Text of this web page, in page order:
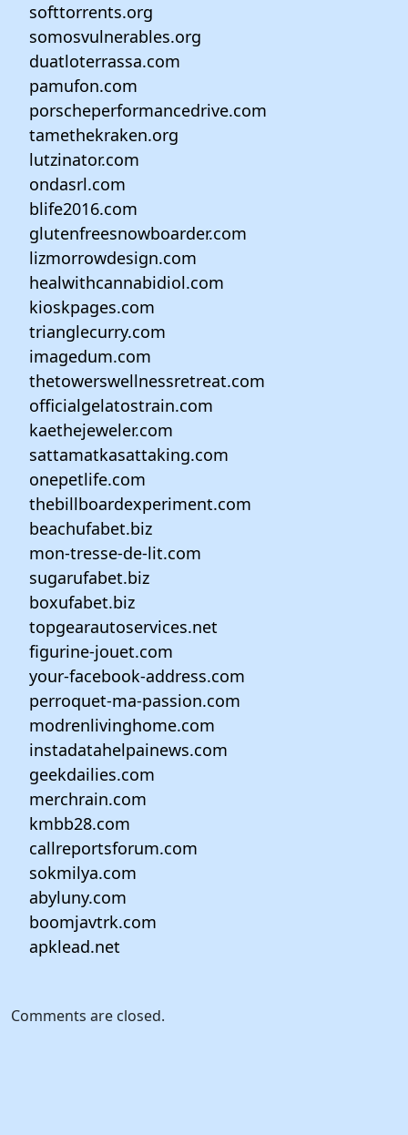
softtorrents.org
somosvulnerables.org
duatloterrassa.com
pamufon.com
porscheperformancedrive.com
tamethekraken.org
lutzinator.com
ondasrl.com
blife2016.com
glutenfreesnowboarder.com
lizmorrowdesign.com
healwithcannabidiol.com
kioskpages.com
trianglecurry.com
imagedum.com
thetowerswellnessretreat.com
officialgelatostrain.com
kaethejeweler.com
sattamatkasattaking.com
onepetlife.com
thebillboardexperiment.com
beachufabet.biz
mon-tresse-de-lit.com
sugarufabet.biz
boxufabet.biz
topgearautoservices.net
figurine-jouet.com
your-facebook-address.com
perroquet-ma-passion.com
modrenlivinghome.com
instadatahelpainews.com
geekdailies.com
merchrain.com
kmbb28.com
callreportsforum.com
sokmilya.com
abyluny.com
boomjavtrk.com
apklead.net
Comments are closed.